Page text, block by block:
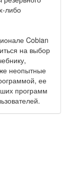
либо
Cobian
на выбор
неопытные
ее
программ